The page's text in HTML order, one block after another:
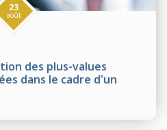
des plus-values
dans le cadre d'un
23
août